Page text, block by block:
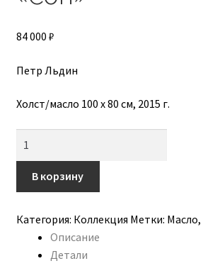
Алена Бога
Анастасия Трапезникова
Бородавченко Катерина
Бражникова-Агаджикова Алена
Вера Вайпер
Воронцова Надежда
Выставка
84 000 ₽
Петр Льдин
Холст/масло 100 х 80 см, 2015 г.
"Сон"В корзину
Категория: Коллекция Метки: Масло,
Описание
Детали